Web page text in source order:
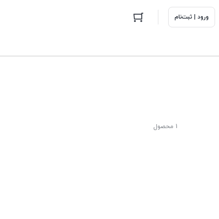
ورود | ثبت‌نام
1 محصول